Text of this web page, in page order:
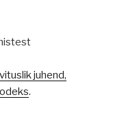
juhend,
.